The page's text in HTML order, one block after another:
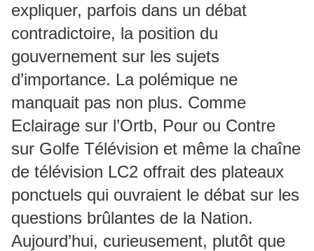
expliquer, parfois dans un débat
contradictoire, la position du
gouvernement sur les sujets
d’importance. La polémique ne
manquait pas non plus. Comme
Eclairage sur l’Ortb, Pour ou Contre
sur Golfe Télévision et même la chaîne
de télévision LC2 offrait des plateaux
ponctuels qui ouvraient le débat sur les
questions brûlantes de la Nation.
Aujourd’hui, curieusement, plutôt que